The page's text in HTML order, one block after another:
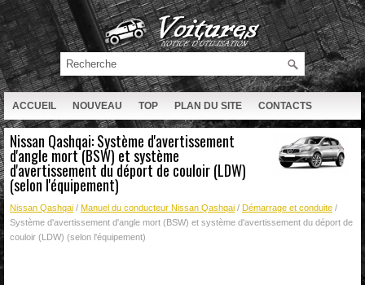
ACCUEIL NOUVEAU TOP PLAN DU SITE CONTACTS
RECHERCHE
Nissan Qashqai: Système d'avertissement
d'angle mort (BSW) et système
d'avertissement du déport de couloir (LDW)
(selon l'équipement)
Nissan Qashqai / Manuel du conducteur Nissan Qashqai / Démarrage et conduite /
Système d'avertissement d'angle mort (BSW) et système d'avertissement du déport de
couloir (LDW) (selon l'équipement)